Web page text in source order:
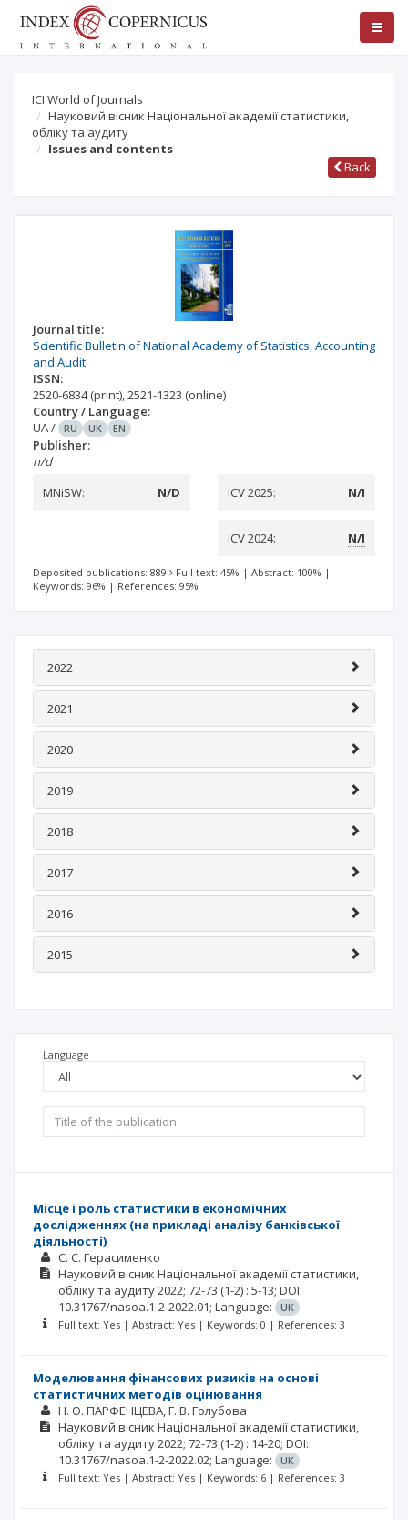
ICI World of Journals
Науковий вісник Національної академії статистики,
обліку та аудиту
Issues and contents
Back
Journal title:
Scientific Bulletin of National Academy of Statistics, Accounting
and Audit
ISSN:
2520-6834(print),2521-1323 (online)
Country / Language:
UA/ RU UK EN
Publisher:
n/d
MNiSW:
N/D ICV 2025: N/I
ICV 2024: N/I
Deposited publications: 889 Full text: 45% | Abstract: 100% |
Keywords: 96% | References: 95%
2022
2021
2020
2019
2018
2017
2016
2015
Language
Місце і роль статистики в економічних
дослідженнях (на прикладі аналізу банківської
діяльності)
С. С. Герасименко
Науковий вісник Національної академії статистики,
обліку та аудиту2022; 72-73 (1-2) : 5-13; DOI:
10.31767/nasoa.1-2-2022.01; Language:
UK
Full text: Yes | Abstract: Yes | Keywords: 0 | References: 3
Моделювання фінансових ризиків на основі
статистичних методів оцінювання
Н. О. ПАРФЕНЦЕВА Г. В. Голубова
Науковий вісник Національної академії статистики,
обліку та аудиту2022; 72-73 (1-2) : 14-20; DOI:
10.31767/nasoa.1-2-2022.02; Language:
UK
Full text: Yes | Abstract: Yes | Keywords: 6 | References: 3